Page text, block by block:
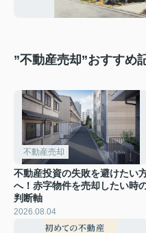
”不動産売却”おすすめ
不動産売却
不動産投資の失敗を避けたい
へ！赤字物件を売却したい時
判断軸
2026.08.04